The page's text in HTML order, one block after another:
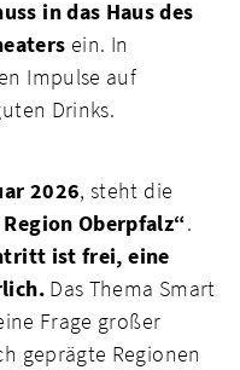
in das Haus des
ein. In
Impulse auf
Drinks.
2026, steht die
Oberpfalz“.
ist frei, eine
Das Thema Smart
Frage großer
geprägte Regionen